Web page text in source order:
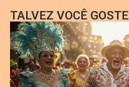
TALVEZ VOCÊ GOSTE